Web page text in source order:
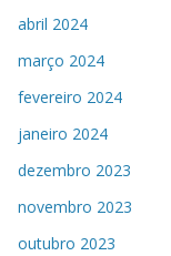
abril 2024
março 2024
fevereiro 2024
janeiro 2024
dezembro 2023
novembro 2023
outubro 2023